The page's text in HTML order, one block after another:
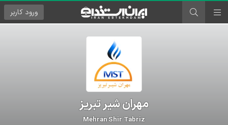
ورود کاربر
مهران شیر تبریز
Mehran Shir Tabriz